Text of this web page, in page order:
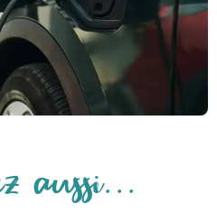
aussi...